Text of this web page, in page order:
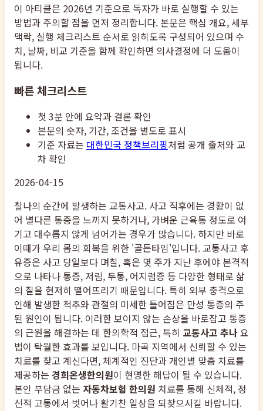
이 아티클은 2026년 기준으로 독자가 바로 실행할 수 있는
방법과 주의할 점을 먼저 정리합니다. 본문은 핵심 개요, 세부
맥락, 실행 체크리스트 순서로 읽히도록 구성되어 있으며 수
치, 날짜, 비교 기준을 함께 확인하면 의사결정에 더 도움이
됩니다.
빠른 체크리스트
첫 3분 안에 요약과 결론 확인
본문의 숫자, 기간, 조건을 별도로 표시
기준 자료는 대한민국 정책브리핑처럼 공개 출처와 교
차 확인
2026-04-15
찰나의 순간에 발생하는 교통사고. 사고 직후에는 경황이 없
어 별다른 통증을 느끼지 못하거나, 가벼운 근육통 정도로 여
기고 대수롭지 않게 넘어가는 경우가 많습니다. 하지만 바로
이때가 우리 몸의 회복을 위한 '골든타임'입니다. 교통사고 후
유증은 사고 당일보다 며칠, 혹은 몇 주가 지난 후에야 본격적
으로 나타나 통증, 저림, 두통, 어지럼증 등 다양한 형태로 삶
의 질을 현저히 떨어뜨리기 때문입니다. 특히 외부 충격으로
인해 발생한 척추와 관절의 미세한 틀어짐은 만성 통증의 주
된 원인이 됩니다. 이러한 보이지 않는 손상을 바로잡고 통증
의 근원을 해결하는 데 한의학적 접근, 특히 교통사고 추나 요
법이 탁월한 효과를 보입니다. 마곡 지역에서 신뢰할 수 있는
치료를 찾고 계신다면, 체계적인 진단과 개인별 맞춤 치료를
제공하는 경희온생한의원이 현명한 해답이 될 수 있습니다.
본인 부담금 없는 자동차보험 한의원 치료를 통해 신체적, 정
신적 고통에서 벗어나 활기찬 일상을 되찾으시길 바랍니다.